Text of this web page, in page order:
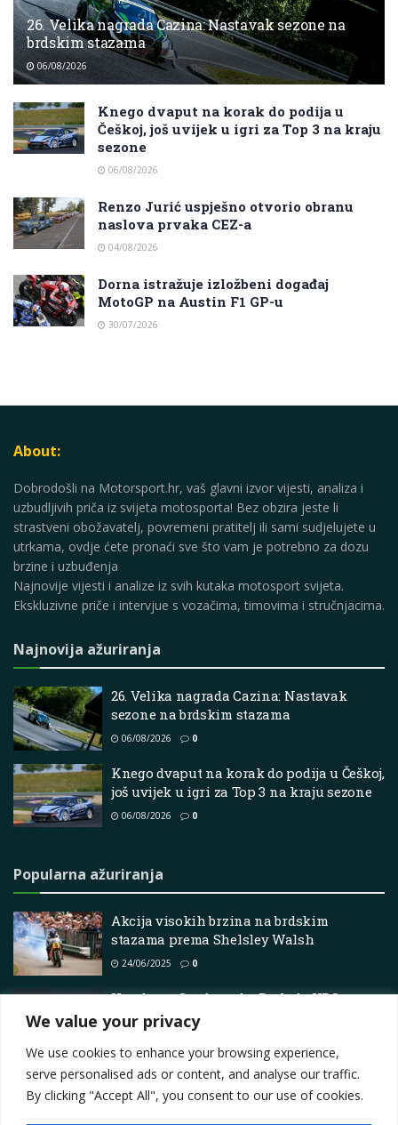
We value your privacy
We use cookies to enhance your browsing experience,
serve personalised ads or content, and analyse our traffic.
By clicking "Accept All", you consent to our use of cookies.
26. Velika nagrada Cazina: Nastavak sezone na
brdskim stazama
06/08/2026
Knego dvaput na korak do podija u
Češkoj, još uvijek u igri za Top 3 na kraju
sezone
06/08/2026
Renzo Jurić uspješno otvorio obranu
naslova prvaka CEZ-a
04/08/2026
Dorna istražuje izložbeni događaj
MotoGP na Austin F1 GP-u
30/07/2026
About:
Dobrodošli na Motorsport.hr, vaš glavni izvor vijesti, analiza i
uzbudljivih priča iz svijeta motosporta! Bez obzira jeste li
strastveni obožavatelj, povremeni pratitelj ili sami sudjelujete u
utrkama, ovdje ćete pronaći sve što vam je potrebno za dozu
brzine i uzbuđenja
Najnovije vijesti i analize iz svih kutaka motosport svijeta.
Ekskluzivne priče i intervjue s vozačima, timovima i stručnjacima.
Najnovija ažuriranja
26. Velika nagrada Cazina: Nastavak
sezone na brdskim stazama
06/08/2026 0
Knego dvaput na korak do podija u Češkoj,
još uvijek u igri za Top 3 na kraju sezone
06/08/2026 0
Popularna ažuriranja
Akcija visokih brzina na brdskim
stazama prema Shelsley Walsh
24/06/2025 0
Honda na Goodwoodu: Prelude HRC
Concept, Super-One, WN7